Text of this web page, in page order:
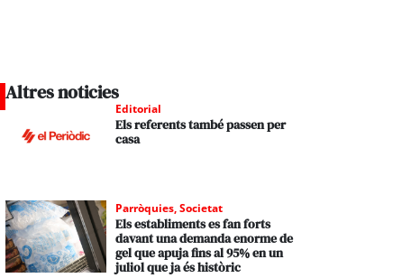
Altres noticies
Editorial
Els referents també passen per
casa
Parròquies,Societat
Els establiments es fan forts
davant una demanda enorme de
gel que apuja fins al 95% en un
juliol que ja és històric